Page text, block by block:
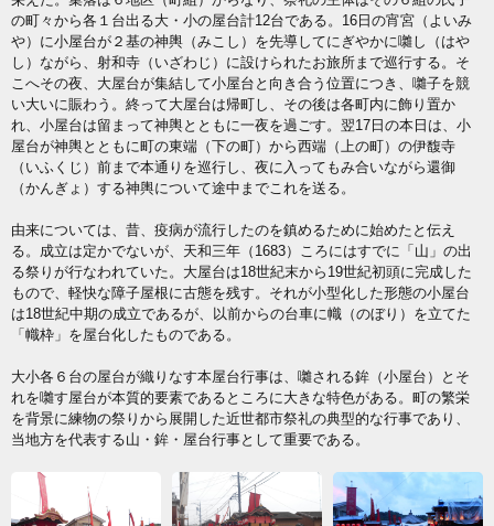
の町々から各１台出る大・小の屋台計12台である。16日の宵宮（よいみ
や）に小屋台が２基の神輿（みこし）を先導してにぎやかに囃し（はや
し）ながら、射和寺（いざわじ）に設けられたお旅所まで巡行する。そ
こへその夜、大屋台が集結して小屋台と向き合う位置につき、囃子を競
い大いに賑わう。終って大屋台は帰町し、その後は各町内に飾り置か
れ、小屋台は留まって神輿とともに一夜を過ごす。翌17日の本日は、小
屋台が神輿とともに町の東端（下の町）から西端（上の町）の伊馥寺
（いふくじ）前まで本通りを巡行し、夜に入ってもみ合いながら還御
（かんぎょ）する神輿について途中までこれを送る。
由来については、昔、疫病が流行したのを鎮めるために始めたと伝え
る。成立は定かでないが、天和三年（1683）ころにはすでに「山」の出
る祭りが行なわれていた。大屋台は18世紀末から19世紀初頭に完成した
もので、軽快な障子屋根に古態を残す。それが小型化した形態の小屋台
は18世紀中期の成立であるが、以前からの台車に幟（のぼり）を立てた
「幟枠」を屋台化したものである。
大小各６台の屋台が織りなす本屋台行事は、囃される鉾（小屋台）とそ
れを囃す屋台が本質的要素であるところに大きな特色がある。町の繁栄
を背景に練物の祭りから展開した近世都市祭礼の典型的な行事であり、
当地方を代表する山・鉾・屋台行事として重要である。